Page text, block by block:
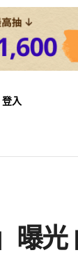
登入
曝光